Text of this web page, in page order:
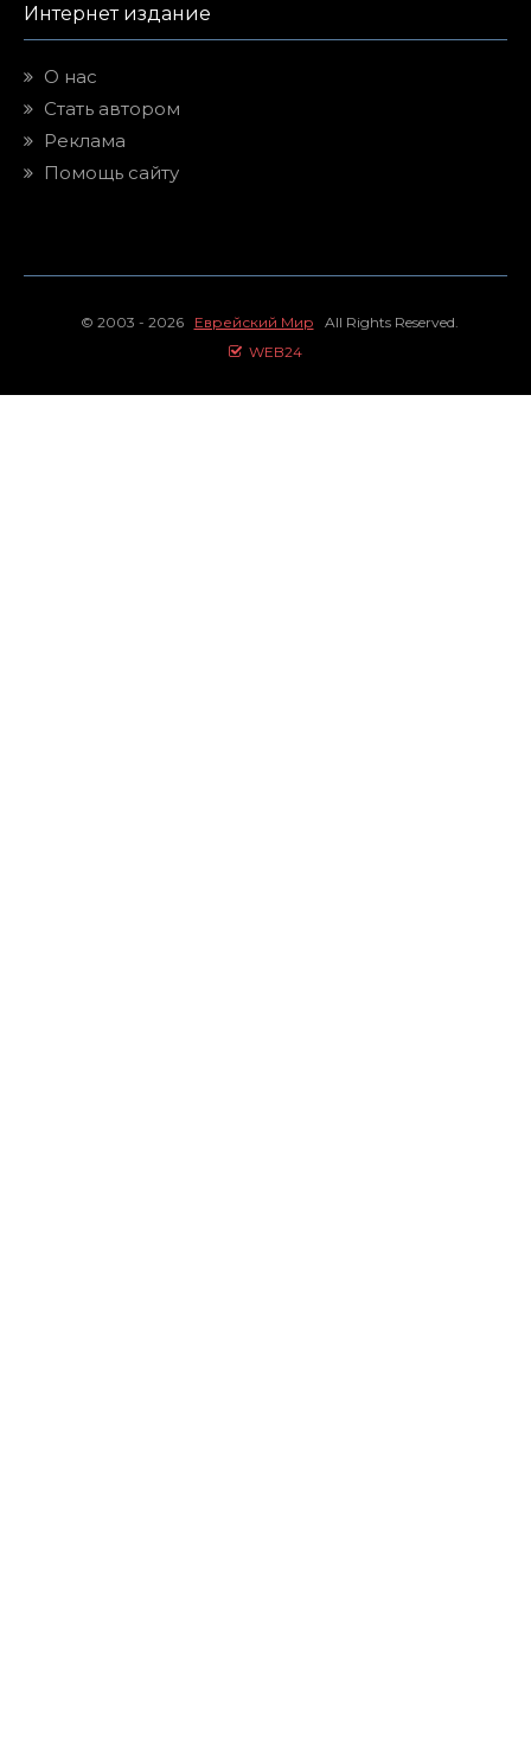
Интернет издание
О нас
Стать автором
Реклама
Помощь сайту
© 2003 - 2026 Еврейский Мир All Rights Reserved.
WEB24